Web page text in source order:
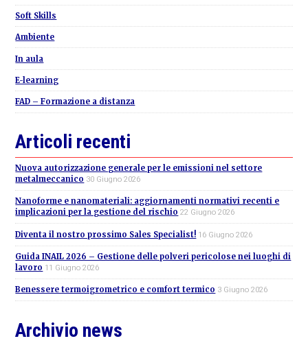
Soft Skills
Ambiente
In aula
E-learning
FAD – Formazione a distanza
Articoli recenti
Nuova autorizzazione generale per le emissioni nel settore
metalmeccanico 30 Giugno 2026
Nanoforme e nanomateriali: aggiornamenti normativi recenti e
implicazioni per la gestione del rischio 22 Giugno 2026
Diventa il nostro prossimo Sales Specialist! 16 Giugno 2026
Guida INAIL 2026 – Gestione delle polveri pericolose nei luoghi di
lavoro 11 Giugno 2026
Benessere termoigrometrico e comfort termico 3 Giugno 2026
Archivio news